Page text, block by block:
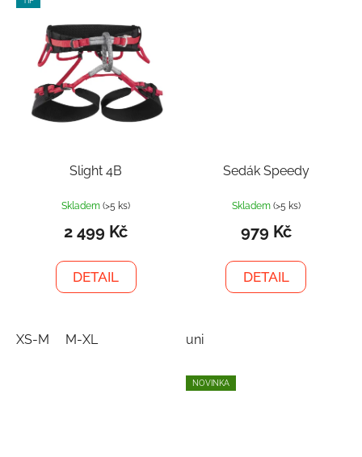
Slight 4B
Skladem(>5 ks)
2 499 Kč
DETAIL
XS-M M-XL
Sedák Speedy
Skladem (>5 ks)
979 Kč
DETAIL
uni
NOVINKA